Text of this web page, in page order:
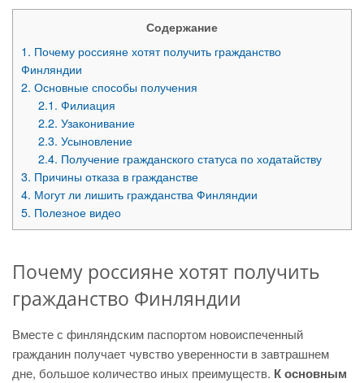
Содержание
1. Почему россияне хотят получить гражданство
Финляндии
2. Основные способы получения
2.1. Филиация
2.2. Узаконивание
2.3. Усыновление
2.4. Получение гражданского статуса по ходатайству
3. Причины отказа в гражданстве
4. Могут ли лишить гражданства Финляндии
5. Полезное видео
Почему россияне хотят получить
гражданство Финляндии
Вместе с финляндским паспортом новоиспеченный
гражданин получает чувство уверенности в завтрашнем
дне, большое количество иных преимуществ. К основным